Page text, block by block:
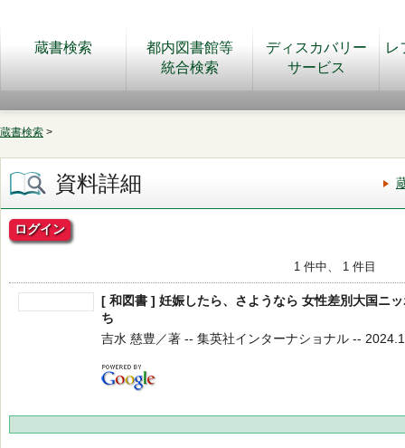
蔵書検索
都内図書館等
統合検索
ディスカバリー
サービス
レ
蔵書検索 >
資料詳細
ログイン
1 件中、 1 件目
[ 和図書 ] 妊娠したら、さようなら 女性差別大国ニ
ち
吉水 慈豊／著 -- 集英社インターナショナル --